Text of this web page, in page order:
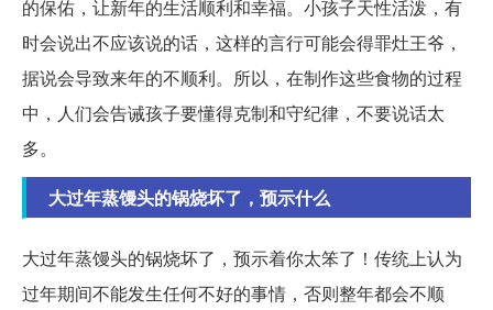
的保佑，让新年的生活顺利和幸福。小孩子天性活泼，有
时会说出不应该说的话，这样的言行可能会得罪灶王爷，
据说会导致来年的不顺利。所以，在制作这些食物的过程
中，人们会告诫孩子要懂得克制和守纪律，不要说话太
多。
大过年蒸馒头的锅烧坏了，预示什么
大过年蒸馒头的锅烧坏了，预示着你太笨了！传统上认为
过年期间不能发生任何不好的事情，否则整年都会不顺